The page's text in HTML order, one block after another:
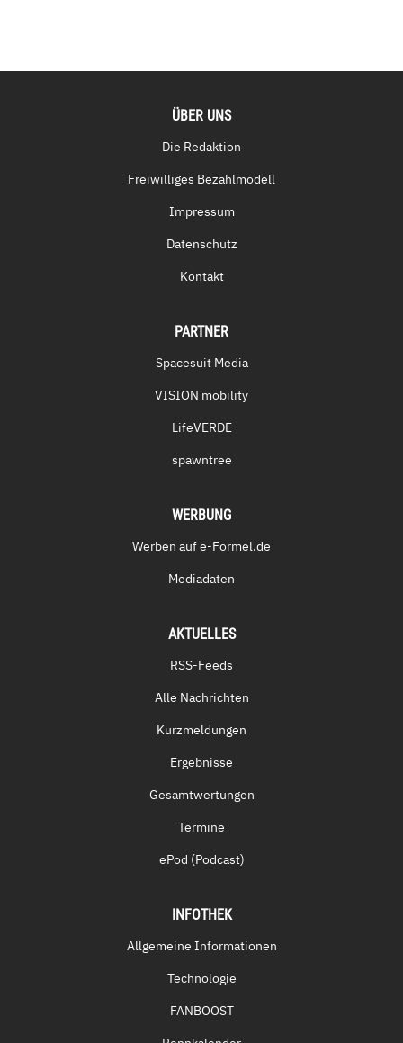
ÜBER UNS
Die Redaktion
Freiwilliges Bezahlmodell
Impressum
Datenschutz
Kontakt
PARTNER
Spacesuit Media
VISION mobility
LifeVERDE
spawntree
WERBUNG
Werben auf e-Formel.de
Mediadaten
AKTUELLES
RSS-Feeds
Alle Nachrichten
Kurzmeldungen
Ergebnisse
Gesamtwertungen
Termine
ePod (Podcast)
INFOTHEK
Allgemeine Informationen
Technologie
FANBOOST